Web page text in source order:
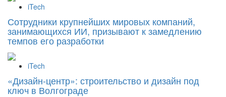
iTech
Сотрудники крупнейших мировых компаний,
занимающихся ИИ, призывают к замедлению
темпов его разработки
iTech
«Дизайн‑центр»: строительство и дизайн под
ключ в Волгограде